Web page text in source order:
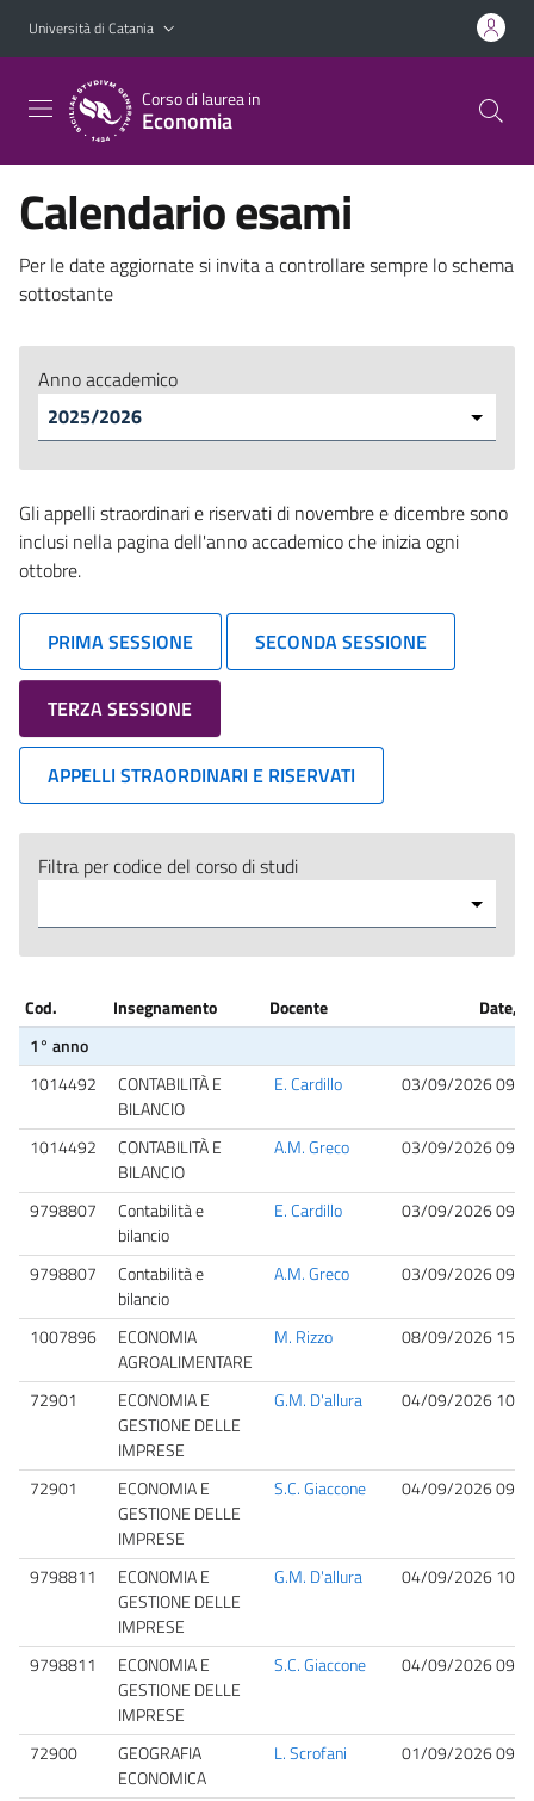
Vai al contenuto principale
Vai al menu di navigazione
Università di Catania
Corso di laurea in
Economia
Calendario esami
Per le date aggiornate si invita a controllare sempre lo schema
sottostante
Anno accademico
Gli appelli straordinari e riservati di novembre e dicembre sono
inclusi nella pagina dell'anno accademico che inizia ogni
ottobre.
PRIMA SESSIONE SECONDA SESSIONE
TERZA SESSIONE
APPELLI STRAORDINARI E RISERVATI
Filtra per codice del corso di studi
Cod. Insegnamento Docente
Date,
1° anno
1014492
CONTABILITÀ E
BILANCIO
E. Cardillo 03/09/2026
1014492
CONTABILITÀ E
BILANCIO
A.M. Greco 03/09/2026
9798807
Contabilità e
bilancio
E. Cardillo 03/09/2026
9798807
Contabilità e
bilancio
A.M. Greco 03/09/2026
1007896
ECONOMIA
AGROALIMENTARE
M. Rizzo 08/09/2026
72901
ECONOMIA E
GESTIONE DELLE
IMPRESE
G.M. D'allura 04/09/2026
72901
ECONOMIA E
GESTIONE DELLE
IMPRESE
S.C. Giaccone 04/09/2026
9798811
ECONOMIA E
GESTIONE DELLE
IMPRESE
G.M. D'allura 04/09/2026
9798811
ECONOMIA E
GESTIONE DELLE
IMPRESE
S.C. Giaccone 04/09/2026
72900
GEOGRAFIA
ECONOMICA
L. Scrofani 01/09/2026